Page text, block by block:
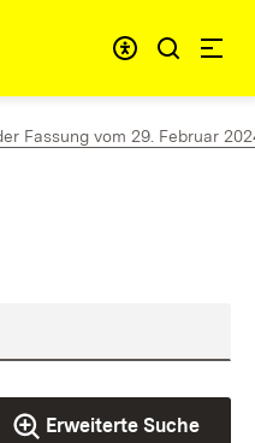
Fassung vom 29. Februar
Erweiterte Suche